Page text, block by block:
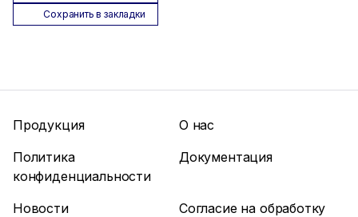
Сохранить в закладки
Продукция
О нас
Политика
конфиденциальности
Документация
Новости
Согласие на обработку